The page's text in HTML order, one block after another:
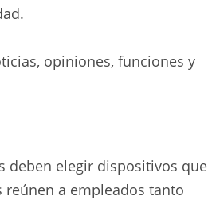
opiniones, funciones y
deben elegir dispositivos que
a empleados tanto